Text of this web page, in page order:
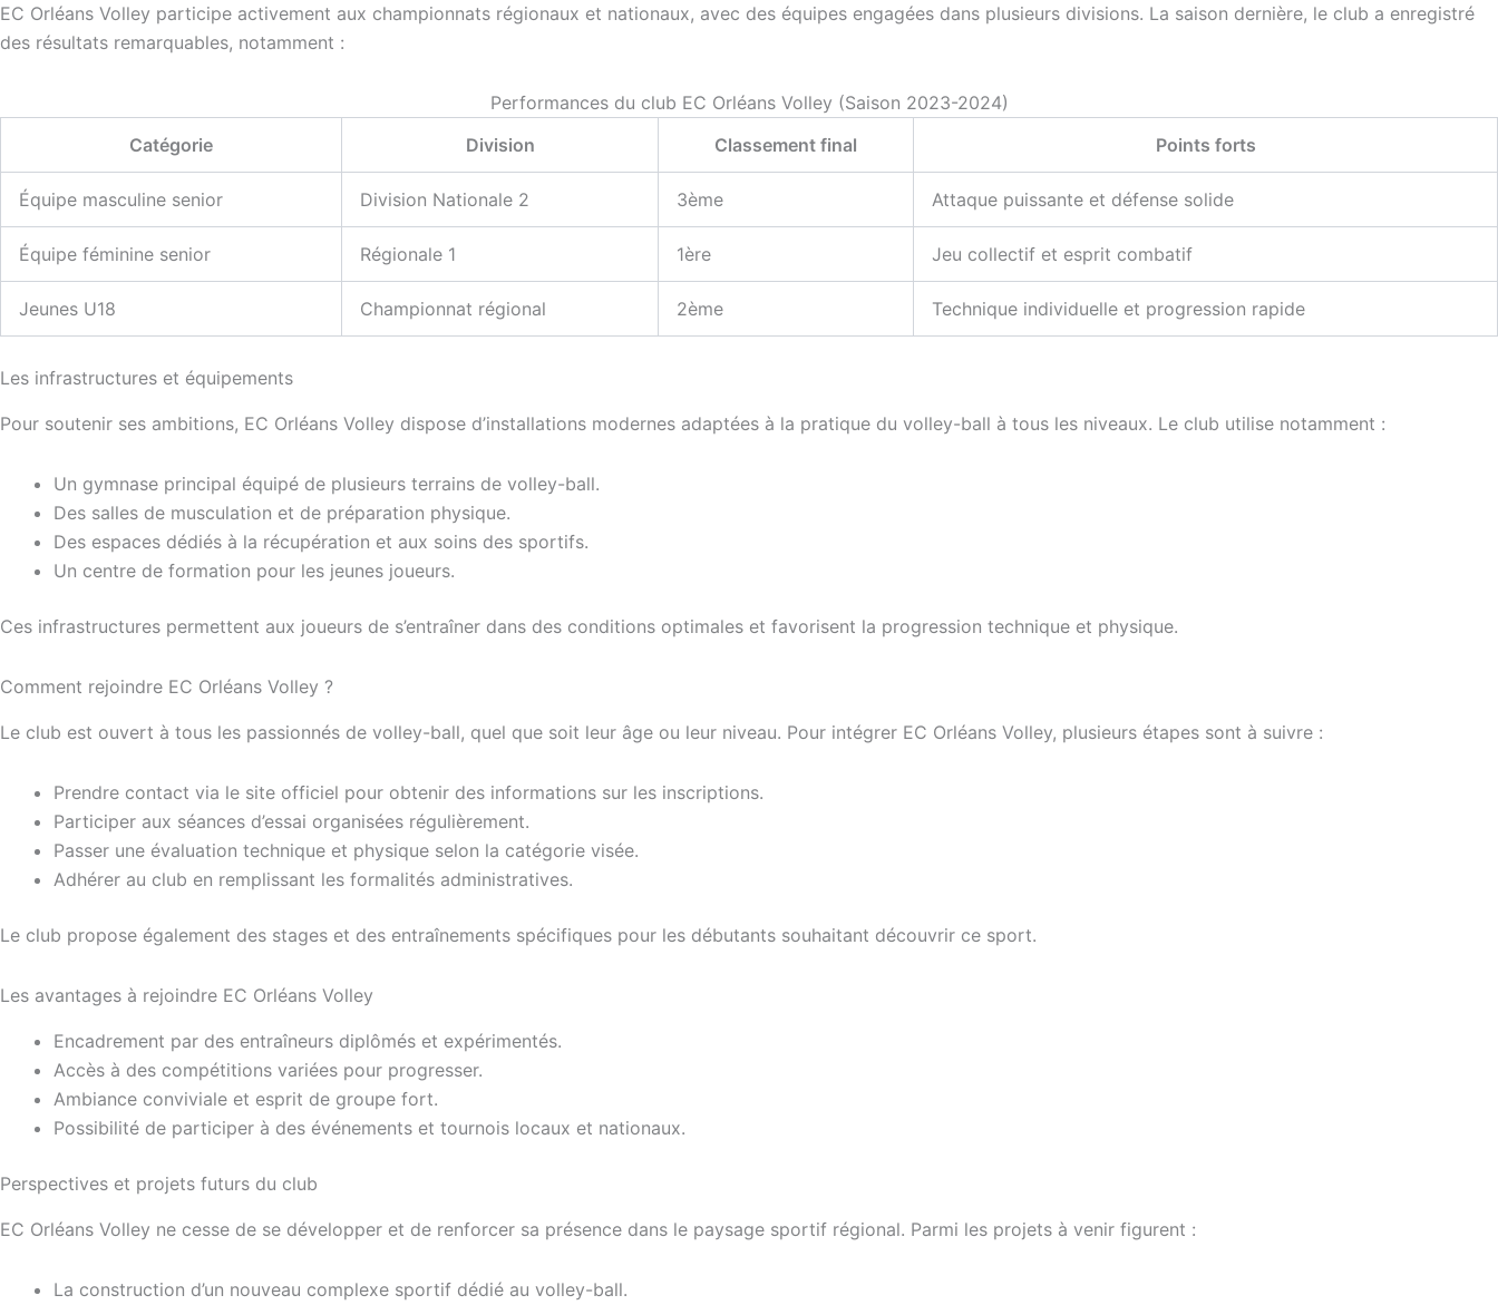
EC Orléans Volley participe activement aux championnats régionaux et nationaux, avec des équipes engagées dans plusieurs divisions. La saison dernière, le club a enregistré
des résultats remarquables, notamment :
Performances du club EC Orléans Volley (Saison 2023-2024)
Catégorie
Division Classement final Points forts
Équipe masculine senior Division Nationale 2 3ème Attaque puissante et défense solide
Équipe féminine senior Régionale 1 1ère Jeu collectif et esprit combatif
Jeunes U18 Championnat régional 2ème Technique individuelle et progression rapide
Les infrastructures et équipements
Pour soutenir ses ambitions, EC Orléans Volley dispose d’installations modernes adaptées à la pratique du volley-ball à tous les niveaux. Le club utilise notamment :
Un gymnase principal équipé de plusieurs terrains de volley-ball.
Des salles de musculation et de préparation physique.
Des espaces dédiés à la récupération et aux soins des sportifs.
Un centre de formation pour les jeunes joueurs.
Ces infrastructures permettent aux joueurs de s’entraîner dans des conditions optimales et favorisent la progression technique et physique.
Comment rejoindre EC Orléans Volley ?
Le club est ouvert à tous les passionnés de volley-ball, quel que soit leur âge ou leur niveau. Pour intégrer EC Orléans Volley, plusieurs étapes sont à suivre :
Prendre contact via le site officiel pour obtenir des informations sur les inscriptions.
Participer aux séances d’essai organisées régulièrement.
Passer une évaluation technique et physique selon la catégorie visée.
Adhérer au club en remplissant les formalités administratives.
Le club propose également des stages et des entraînements spécifiques pour les débutants souhaitant découvrir ce sport.
Les avantages à rejoindre EC Orléans Volley
Encadrement par des entraîneurs diplômés et expérimentés.
Accès à des compétitions variées pour progresser.
Ambiance conviviale et esprit de groupe fort.
Possibilité de participer à des événements et tournois locaux et nationaux.
Perspectives et projets futurs du club
EC Orléans Volley ne cesse de se développer et de renforcer sa présence dans le paysage sportif régional. Parmi les projets à venir figurent :
La construction d’un nouveau complexe sportif dédié au volley-ball.